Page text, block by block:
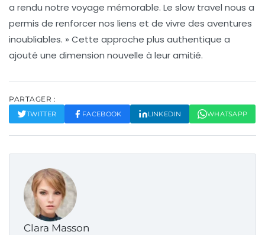
a rendu notre voyage mémorable. Le slow travel nous a
permis de renforcer nos liens et de vivre des aventures
inoubliables. » Cette approche plus authentique a
ajouté une dimension nouvelle à leur amitié.
PARTAGER :
TWITTER FACEBOOK LINKEDIN WHATSAPP
Clara Masson